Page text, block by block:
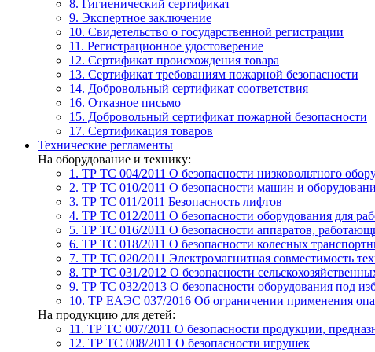
8. Гигиенический сертификат
9. Экспертное заключение
10. Свидетельство о государственной регистрации
11. Регистрационное удостоверение
12. Сертификат происхождения товара
13. Сертификат требованиям пожарной безопасности
14. Добровольный сертификат соответствия
16. Отказное письмо
15. Добровольный сертификат пожарной безопасности
17. Сертификация товаров
Технические регламенты
На оборудование и технику:
1. ТР ТС 004/2011 О безопасности низковольтного
2. ТР ТС 010/2011 О безопасности машин и
3. ТР ТС 011/2011 Безопасность лифтов
4. ТР ТС 012/2011 О безопасности оборудования для
5. ТР ТС 016/2011 О безопасности аппаратов,
6. ТР ТС 018/2011 О безопасности колесных
7. TР ТС 020/2011 Электромагнитная совместимость
8. ТР ТС 031/2012 О безопасности
9. ТР ТС 032/2013 О безопасности оборудования под
10. ТР ЕАЭС 037/2016 Об ограничении применения
На продукцию для детей:
11. ТР ТС 007/2011 О безопасности продукции,
12. ТР ТС 008/2011 О безопасности игрушек